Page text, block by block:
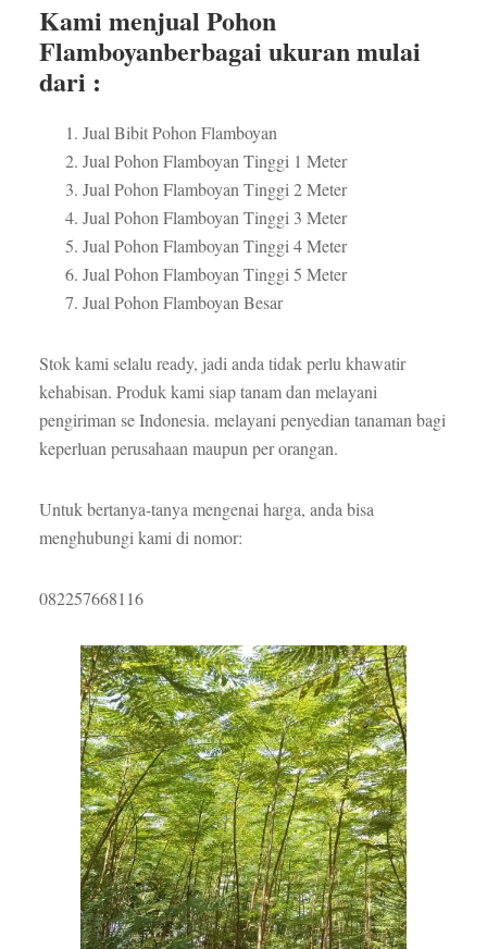
Kami menjual Pohon
Flamboyanberbagai ukuran mulai
dari :
Jual Bibit Pohon Flamboyan
Jual Pohon Flamboyan Tinggi 1 Meter
Jual Pohon Flamboyan Tinggi 2 Meter
Jual Pohon Flamboyan Tinggi 3 Meter
Jual Pohon Flamboyan Tinggi 4 Meter
Jual Pohon Flamboyan Tinggi 5 Meter
Jual Pohon Flamboyan Besar
Stok kami selalu ready, jadi anda tidak perlu khawatir
kehabisan. Produk kami siap tanam dan melayani
pengiriman se Indonesia. melayani penyedian tanaman bagi
keperluan perusahaan maupun per orangan.
Untuk bertanya-tanya mengenai harga, anda bisa
menghubungi kami di nomor:
082257668116